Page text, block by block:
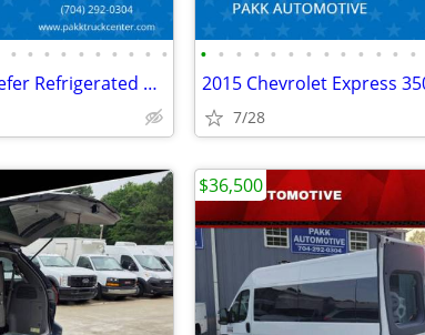
• • • • • • • • • •
2022 GMC Savana 3500 Reefer Refrigerated Box Truck Thermo King V320MAX
• • • • • • • • • • • • •
7/28
$36,500